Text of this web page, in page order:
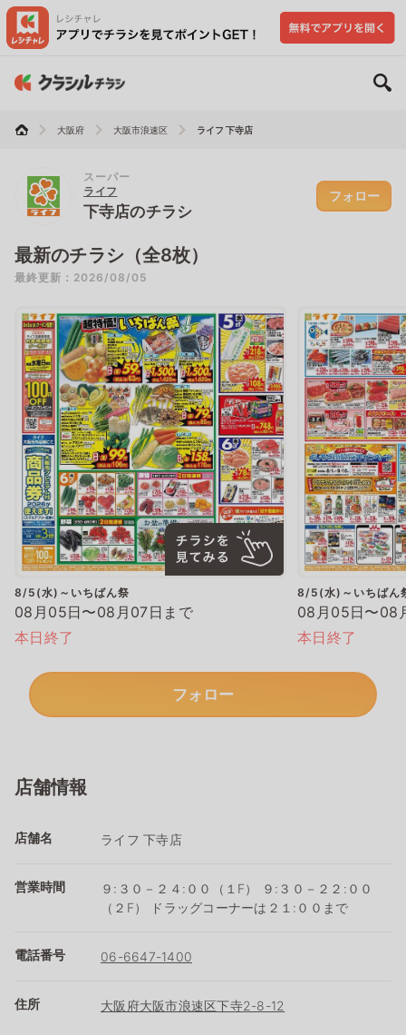
大阪府 大阪市浪速区 ライフ 下寺店
スーパー
ライフ
下寺店のチラシ
フォロー
最新のチラシ（全8枚）
最終更新：2026/08/05
8/5(水)～いちばん祭
08月05日〜08月07日まで
本日終了
8/5(水)～いちばん
08月05日〜08
本日終了
フォロー
店舗情報
店舗名 ライフ 下寺店
営業時間
９:３０－２４:００（１F） ９:３０－２２:００
（２F） ドラッグコーナーは２１:００まで
電話番号 06-6647-1400
住所 大阪府大阪市浪速区下寺2-8-12